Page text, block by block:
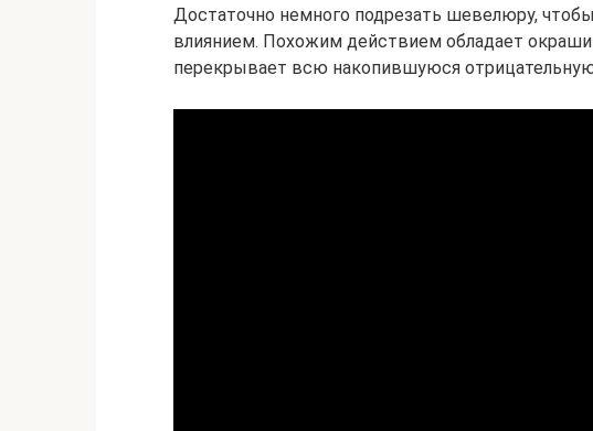
Достаточно немного подрезать шевелюру,
влиянием. Похожим действием обладает
перекрывает всю накопившуюся